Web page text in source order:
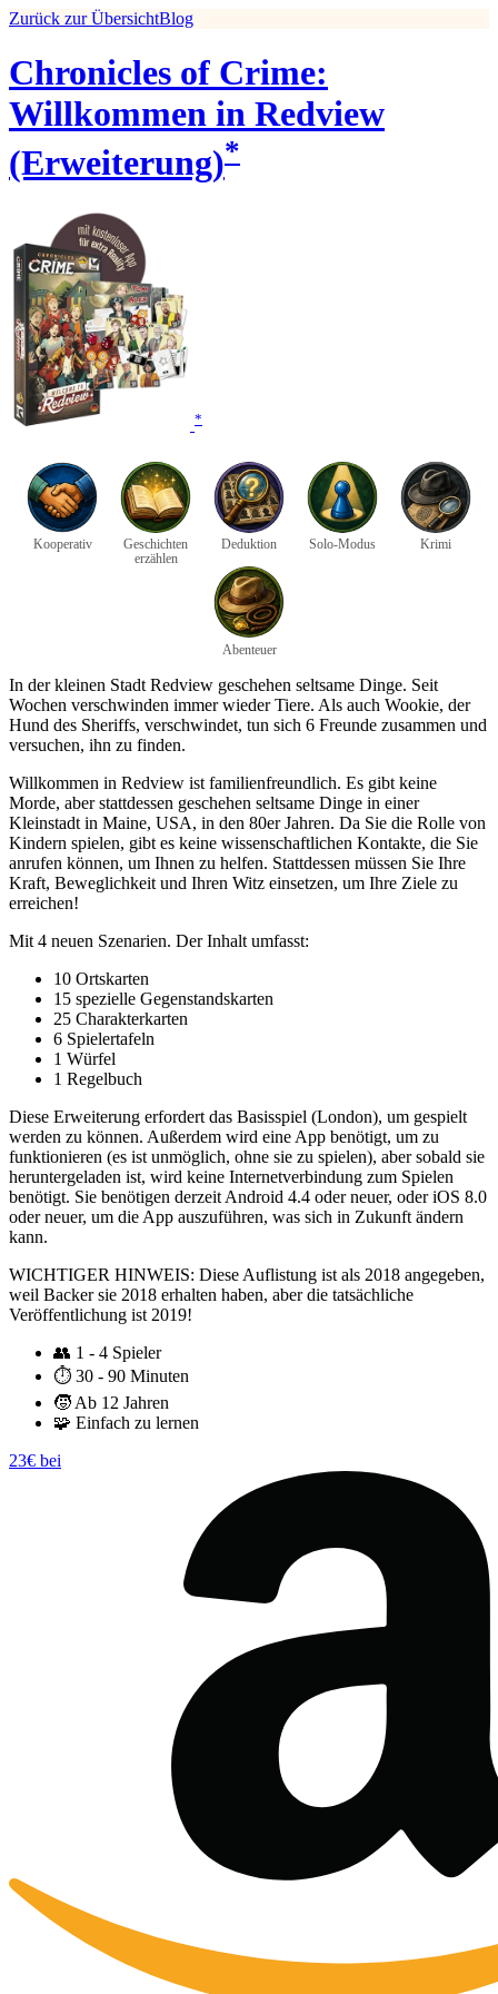
Zurück zur ÜbersichtBlog
Chronicles of Crime:
Willkommen in Redview
(Erweiterung)*
*
Kooperativ
Geschichten
erzählen
Deduktion Solo-Modus Krimi
Abenteuer
In der kleinen Stadt Redview geschehen seltsame Dinge. Seit
Wochen verschwinden immer wieder Tiere. Als auch Wookie, der
Hund des Sheriffs, verschwindet, tun sich 6 Freunde zusammen und
versuchen, ihn zu finden.
Willkommen in Redview ist familienfreundlich. Es gibt keine
Morde, aber stattdessen geschehen seltsame Dinge in einer
Kleinstadt in Maine, USA, in den 80er Jahren. Da Sie die Rolle von
Kindern spielen, gibt es keine wissenschaftlichen Kontakte, die Sie
anrufen können, um Ihnen zu helfen. Stattdessen müssen Sie Ihre
Kraft, Beweglichkeit und Ihren Witz einsetzen, um Ihre Ziele zu
erreichen!
Mit 4 neuen Szenarien. Der Inhalt umfasst:
10 Ortskarten
15 spezielle Gegenstandskarten
25 Charakterkarten
6 Spielertafeln
1 Würfel
1 Regelbuch
Diese Erweiterung erfordert das Basisspiel (London), um gespielt
werden zu können. Außerdem wird eine App benötigt, um zu
funktionieren (es ist unmöglich, ohne sie zu spielen), aber sobald sie
heruntergeladen ist, wird keine Internetverbindung zum Spielen
benötigt. Sie benötigen derzeit Android 4.4 oder neuer, oder iOS 8.0
oder neuer, um die App auszuführen, was sich in Zukunft ändern
kann.
WICHTIGER HINWEIS: Diese Auflistung ist als 2018 angegeben,
weil Backer sie 2018 erhalten haben, aber die tatsächliche
Veröffentlichung ist 2019!
👥 1 - 4 Spieler
⏱️ 30 - 90 Minuten
🧒 Ab 12 Jahren
🧩 Einfach zu lernen
23€ bei